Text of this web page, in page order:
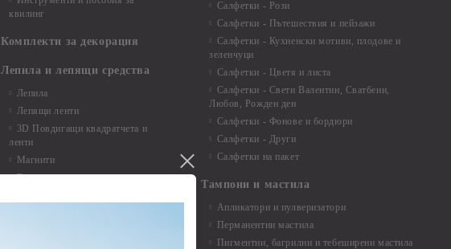
квилинг
Комплекти за декорация
Лепила и лепящи средства
Лепила
Лепящи ленти
3D Повдигащи квадратчета и
ленти
Магнити
Велкро
Салфетки - Рози
Салфетки - Пътешествия и пейзажи
Салфетки - Кухненски мотиви, плодове и
зеленчуци
Салфетки - Цветя и листа
Салфетки - Свети Валентин, Сватбени,
Любов, Рожден ден
Салфетки - Фонове и бордюри
Салфетки - Други
Салфетки на пакет
Тампони и мастила
Апликатори и пулверизатори
Перманентни мастила
Пигментни, багрилни и тебеширени мастила